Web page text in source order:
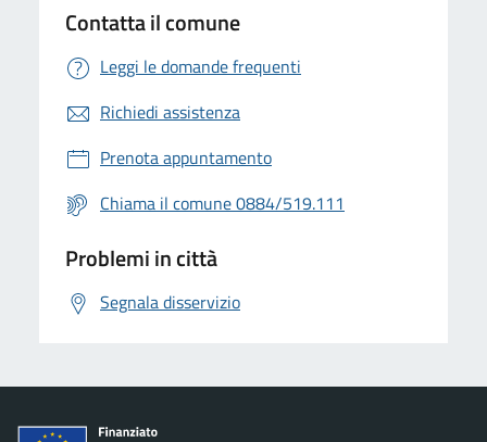
Contatta il comune
Leggi le domande frequenti
Richiedi assistenza
Prenota appuntamento
Chiama il comune 0884/519.111
Problemi in città
Segnala disservizio